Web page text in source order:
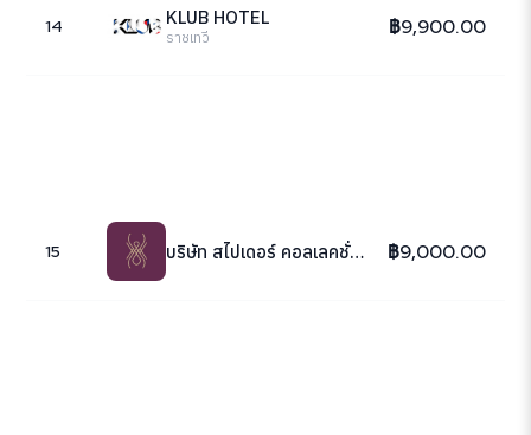
14 KLUB HOTEL
ราชเทวี ฿9,900.00
15 บริษัท สไปเดอร์ คอลเลคชั่น จำกัด ฿9,000.00